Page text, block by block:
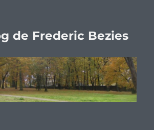
de Frederic Bezies